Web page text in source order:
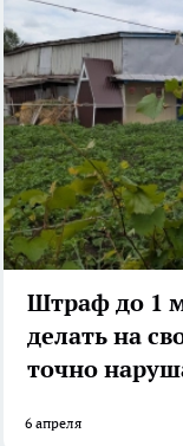
Штраф до 1
делать на
точно
6 апреля